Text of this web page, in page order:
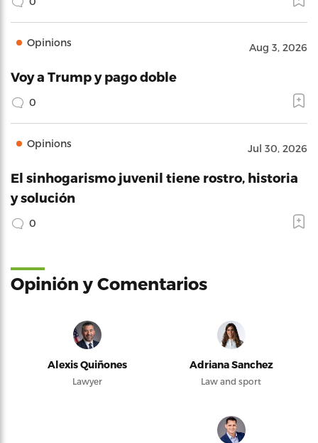
Opinions Aug 3, 2026
Voy a Trump y pago doble
0
Opinions Jul 30, 2026
El sinhogarismo juvenil tiene rostro, historia
y solución
0
Opinión y Comentarios
Alexis Quiñones
Lawyer
Adriana Sanchez
Law and sport